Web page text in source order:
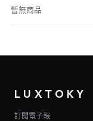
暫無商品
LUXTOKY
訂閱電子報